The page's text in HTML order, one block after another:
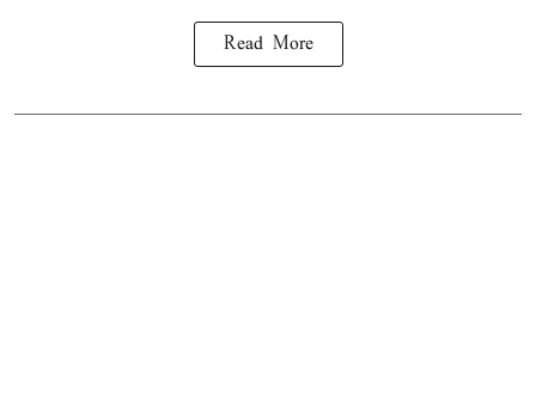
Read More